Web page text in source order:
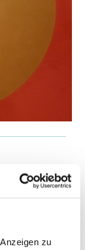
zu